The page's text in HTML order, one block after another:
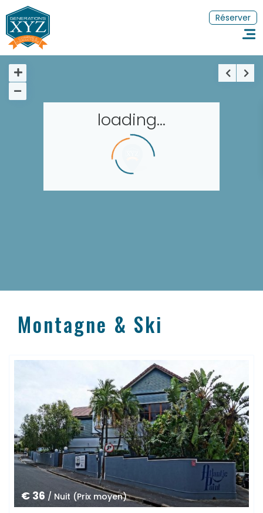
Réserver un séjour
Nos adresses dans le monde
Réserver
loading...
Montagne & Ski
€ 36 / Nuit (Prix moyen)